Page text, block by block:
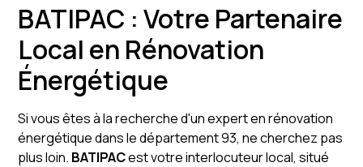
BATIPAC : Votre Partenaire
Local en Rénovation
Énergétique
Si vous êtes à la recherche d'un expert en rénovation
énergétique dans le département 93, ne cherchez pas
plus loin. BATIPACest votre interlocuteur local, situé